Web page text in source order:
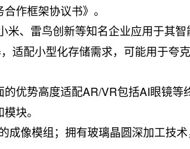
作框架协议书》。
米、雷鸟创新等知名企业应用于其智
适配小型化存储需求，可能用于夸
优势高度适配AR/VR包括AI眼镜等
块。
成像模组；拥有玻璃晶圆深加工技